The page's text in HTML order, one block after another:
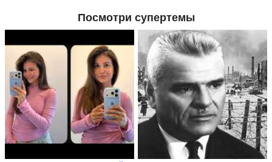
Посмотри супертемы